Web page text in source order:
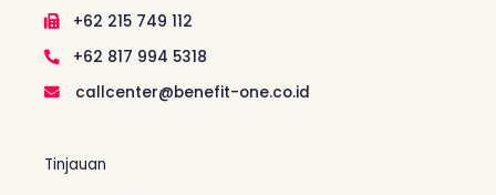
+62 215 749 112
+62 817 994 5318
callcenter@benefit-one.co.id
Tinjauan